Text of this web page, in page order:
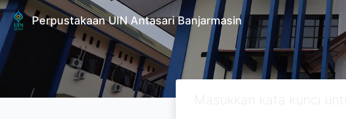
Perpustakaan UIN Antasari Banjarmasin